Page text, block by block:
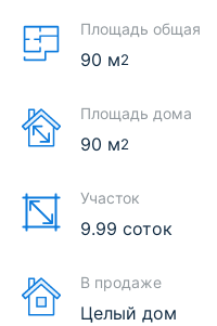
Площадь общая
90 м2
Площадь дома
90 м2
Участок
9.99 соток
В продаже
Целый дом